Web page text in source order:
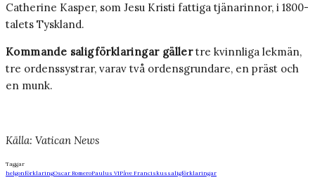
Catherine Kasper, som Jesu Kristi fattiga tjänarinnor, i 1800-
talets Tyskland.
Kommande saligförklaringar gällertre kvinnliga lekmän,
tre ordenssystrar, varav två ordensgrundare, en präst och
en munk.
Källa: Vatican News
Taggar
helgonförklaringOscar RomeroPaulus VIPåve Franciskus saligförklaringar